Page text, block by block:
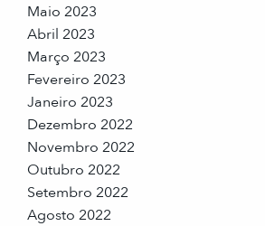
Maio 2023
Abril 2023
Março 2023
Fevereiro 2023
Janeiro 2023
Dezembro 2022
Novembro 2022
Outubro 2022
Setembro 2022
Agosto 2022